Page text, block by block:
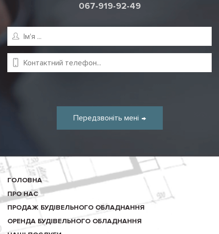
067-919-92-49
Передзвоніть мені
ГОЛОВНА
ПРО НАС
ПРОДАЖ БУДІВЕЛЬНОГО ОБЛАДНАННЯ
ОРЕНДА БУДІВЕЛЬНОГО ОБЛАДНАННЯ